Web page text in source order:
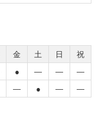
金 土 日
祝
● ― ―
―
― ● ―
―